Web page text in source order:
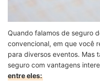
Quando falamos de seguro
convencional, em que você
para diversos eventos. Mas
seguro com vantagens
entre eles: